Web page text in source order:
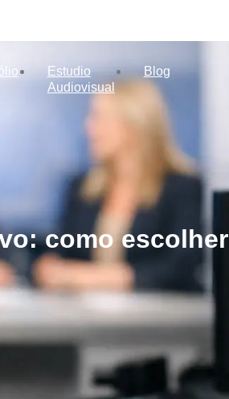
Estudio
Audiovisual
Blog
como escolher